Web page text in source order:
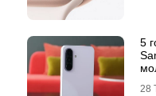
5
28